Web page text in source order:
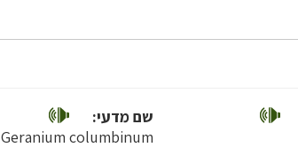
שם מדעי:
Geranium columbinum